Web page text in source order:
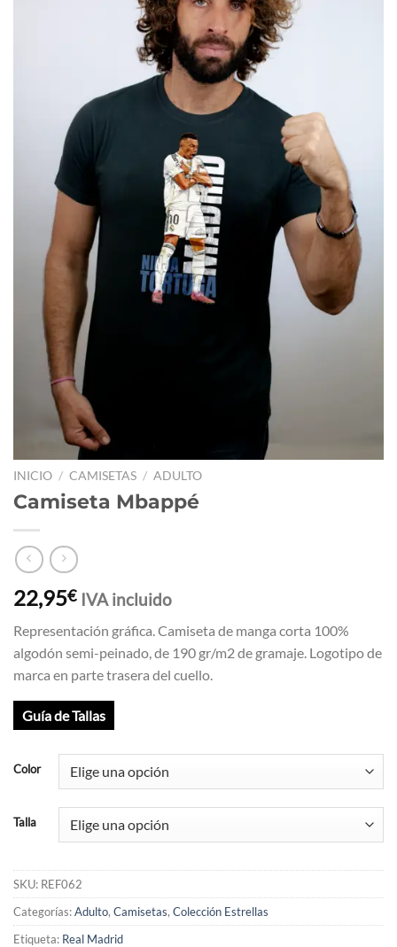
INICIO / CAMISETAS / ADULTO
Camiseta Mbappé
22,95€ IVA incluido
Representación gráfica. Camiseta de manga corta 100%
algodón semi-peinado, de 190 gr/m2 de gramaje. Logotipo de
marca en parte trasera del cuello.
Guía de Tallas
Color
Talla
SKU: REF062
Categorías:Adulto, Camisetas, Colección Estrellas
Etiqueta: Real Madrid